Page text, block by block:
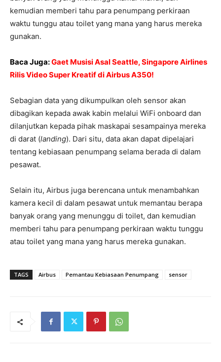
kemudian memberi tahu para penumpang perkiraan
waktu tunggu atau toilet yang mana yang harus mereka
gunakan.
Baca Juga:Gaet Musisi Asal Seattle, Singapore Airlines
Rilis Video Super Kreatif di Airbus A350!
Sebagian data yang dikumpulkan oleh sensor akan
dibagikan kepada awak kabin melalui WiFi onboard dan
dilanjutkan kepada pihak maskapai sesampainya mereka
di darat (landing). Dari situ, data akan dapat dipelajari
tentang kebiasaan penumpang selama berada di dalam
pesawat.
Selain itu, Airbus juga berencana untuk menambahkan
kamera kecil di dalam pesawat untuk memantau berapa
banyak orang yang menunggu di toilet, dan kemudian
memberi tahu para penumpang perkiraan waktu tunggu
atau toilet yang mana yang harus mereka gunakan.
TAGS Airbus Pemantau Kebiasaan Penumpang sensor